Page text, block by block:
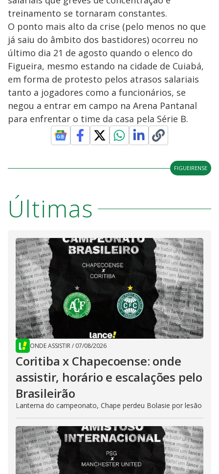
treinamento se tornaram constantes.
O ponto mais alto da crise (pelo menos no que
já saiu do âmbito dos bastidores) ocorreu no
último dia 21 de agosto quando o elenco do
Figueira, mesmo estando na cidade de Cuiabá,
em forma de protesto pelos atrasos salariais
tanto a jogadores como a funcionários, se
negou a entrar em campo na Arena Pantanal
para enfrentar o time da casa pela Série B.
FIGUEIRENSE
Últimas
ONDE ASSISTIR/ 07/08/2026
Coritiba x Chapecoense: onde
assistir, horário e escalações pelo
Brasileirão
Lanterna do campeonato, Chape perdeu Bolasie por lesão